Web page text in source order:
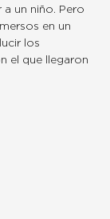
un niño. Pero
en un
los
el que llegaron